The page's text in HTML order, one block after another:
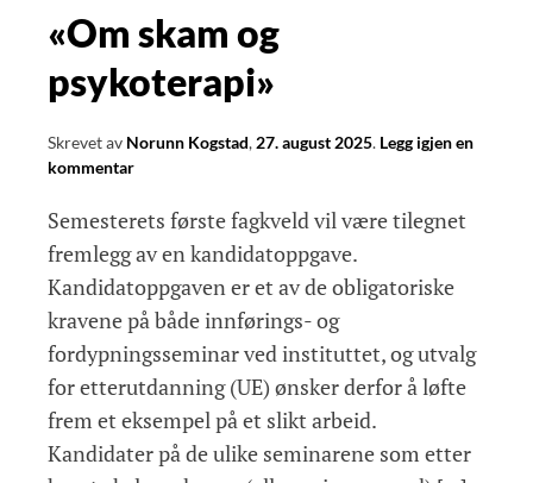
«Om skam og
psykoterapi»
Skrevet av Norunn Kogstad, 27. august 2025. Legg igjen en
kommentar
Semesterets første fagkveld vil være tilegnet
fremlegg av en kandidatoppgave.
Kandidatoppgaven er et av de obligatoriske
kravene på både innførings- og
fordypningsseminar ved instituttet, og utvalg
for etterutdanning (UE) ønsker derfor å løfte
frem et eksempel på et slikt arbeid.
Kandidater på de ulike seminarene som etter